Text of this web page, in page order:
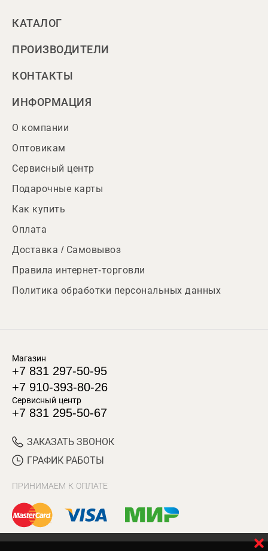
КАТАЛОГ
ПРОИЗВОДИТЕЛИ
КОНТАКТЫ
ИНФОРМАЦИЯ
О компании
Оптовикам
Сервисный центр
Подарочные карты
Как купить
Оплата
Доставка / Самовывоз
Правила интернет-торговли
Политика обработки персональных данных
Магазин
+7 831 297-50-95
+7 910-393-80-26
Сервисный центр
+7 831 295-50-67
ЗАКАЗАТЬ ЗВОНОК
ГРАФИК РАБОТЫ
ПРИНИМАЕМ К ОПЛАТЕ